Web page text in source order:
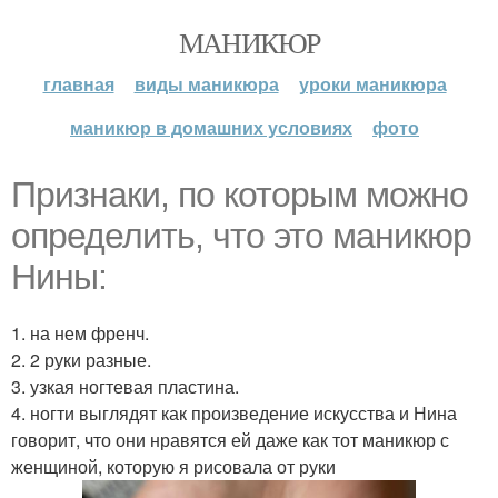
МАНИКЮР
главная виды маникюра
уроки маникюра
маникюр в домашних условиях
фото
Признаки, по которым можно
определить, что это маникюр
Нины:
1. на нем френч.
2. 2 руки разные.
3. узкая ногтевая пластина.
4. ногти выглядят как произведение искусства и Нина
говорит, что они нравятся ей даже как тот маникюр с
женщиной, которую я рисовала от руки